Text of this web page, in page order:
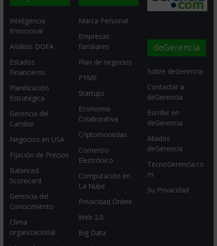
Inteligencia
Emocional
Análisis DOFA
Estados
Financieros
Planificación
Estratégica
Gerencia del
Cambio
Negocios en USA
Fijación de Precios
Balanced
Scorecard
Gerencia del
Conocimiento
Clima
organizacional
Marca Personal
Empresas
familiares
Plan de negocios
PYME
Startups
Economia
Colaborativa
Criptomonedas
Comercio
Electrónico
Computación en
La Nube
Privacidad Online
Web 2.0
Big Data
deGerencia
Sobre deGerencia
Contactar a
deGerencia
Escribir en
deGerencia
Aliados
deGerencia
TecnoGerencia.co
m
Su Privacidad